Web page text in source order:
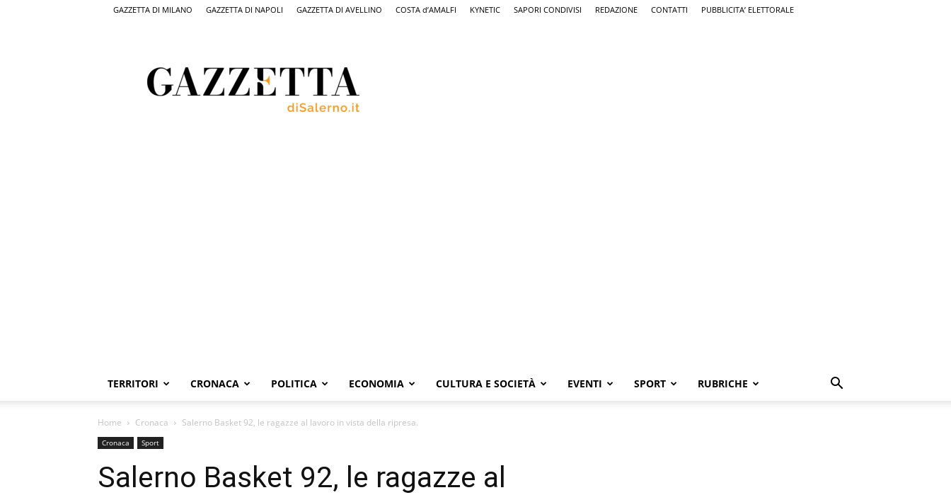
GAZZETTA DI MILANO GAZZETTA DI NAPOLI GAZZETTA DI AVELLINO COSTA d’AMALFI KYNETIC SAPORI CONDIVISI REDAZIONE CONTATTI PUBBLICITA’ ELETTORALE
Salerno,
il
quotidiano
TERRITORI CRONACA POLITICA ECONOMIA CULTURA E SOCIETÀ EVENTI SPORT RUBRICHE
Home Cronaca Salerno Basket 92, le ragazze al lavoro in vista della ripresa.
Cronaca Sport
Salerno Basket 92, le ragazze al